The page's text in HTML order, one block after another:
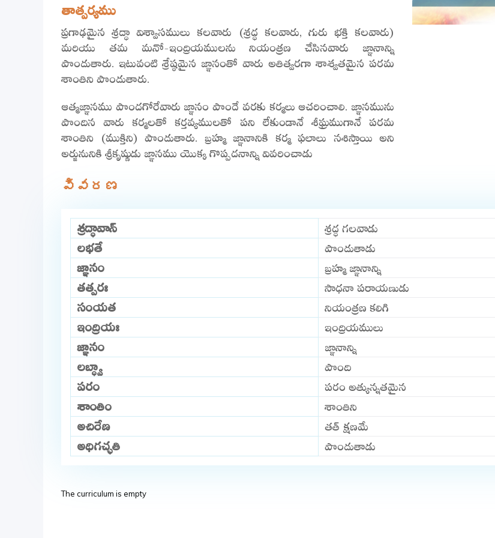
తాత్పర్యము
ప్రగాఢమైన శ్రద్ధా విశ్వాసములు కలవారు (శ్రద్ధ కలవారు, గురు భక్తి కలవారు)
మరియు తమ మనో-ఇంద్రియములను నియంత్రణ చేసినవారు జ్ఞానాన్ని
పొందుతారు. ఇటువంటి శ్రేష్ఠమైన జ్ఞానంతో వారు అతిత్వరగా శాశ్వతమైన పరమ
శాంతిని పొందుతారు.
ఆత్మజ్ఞానము పొందగోరేవారు జ్ఞానం పొందే వరకు కర్మలు ఆచరించాలి. జ్ఞానమును
పొందిన వారు కర్మలతో కర్తవ్యములతో పని లేకుండానే శీఘ్రముగానే పరమ
శాంతిని (ముక్తిని) పొందుతారు. బ్రహ్మ జ్ఞానానికి కర్మ ఫలాలు నశిస్తాయి అని
అర్జునునికి శ్రీకృష్ణుడు జ్ఞానము యొక్క గొప్పదనాన్ని వివరించాడు
వివరణ
శ్రద్ధావాన్ శ్రద్ధ గలవాడు
లభతే పొందుతాడు
జ్ఞానం బ్రహ్మ జ్ఞానాన్ని
తత్పరః సాధనా పరాయణుడు
సంయత నియంత్రణ కలిగి
ఇంద్రియః ఇంద్రియములు
జ్ఞానం జ్ఞానాన్ని
లబ్ధ్వా పొంది
పరం పరం అత్యున్నతమైన
శాంతిం శాంతిని
అచిరేణ తత్ క్షణమే
అధిగచ్ఛతి పొందుతాడు
The curriculum is empty